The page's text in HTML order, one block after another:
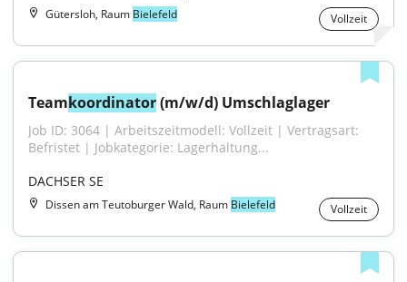
Gütersloh, Raum Bielefeld Vollzeit
Teamkoordinator (m/w/d) Umschlaglager
Job ID: 3064 | Arbeitszeitmodell: Vollzeit | Vertragsart:
Befristet | Jobkategorie: Lagerhaltung...
DACHSER SE
Dissen am Teutoburger Wald, Raum Bielefeld Vollzeit